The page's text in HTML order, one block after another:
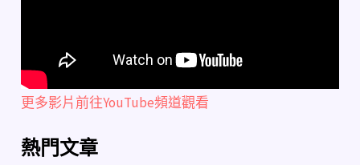
更多影片前往YouTube頻道觀看
熱門文章